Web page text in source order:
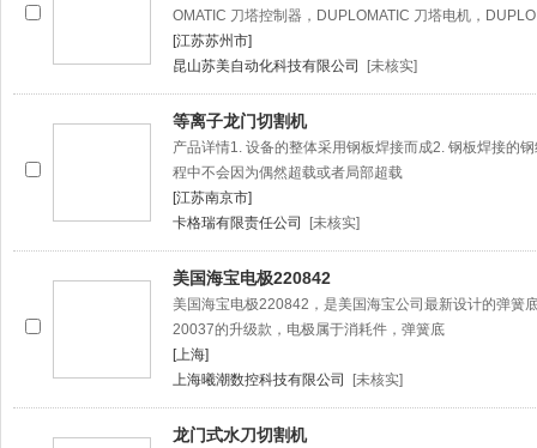
OMATIC 刀塔控制器，DUPLOMATIC 刀塔电机，DUPLO
[江苏苏州市]
昆山苏美自动化科技有限公司
[未核实]
等离子龙门切割机
产品详情1. 设备的整体采用钢板焊接而成2. 钢板焊接的
程中不会因为偶然超载或者局部超载
[江苏南京市]
卡格瑞有限责任公司
[未核实]
美国海宝电极220842
美国海宝电极220842，是美国海宝公司最新设计的弹簧
20037的升级款，电极属于消耗件，弹簧底
[上海]
上海曦潮数控科技有限公司
[未核实]
龙门式水刀切割机